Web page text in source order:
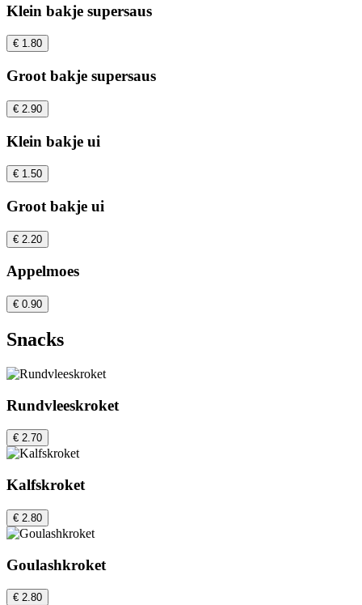
Klein bakje supersaus
€ 1.80
Groot bakje supersaus
€ 2.90
Klein bakje ui
€ 1.50
Groot bakje ui
€ 2.20
Appelmoes
€ 0.90
Snacks
Rundvleeskroket
€ 2.70
Kalfskroket
€ 2.80
Goulashkroket
€ 2.80